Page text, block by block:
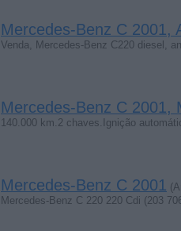
Mercedes-Benz C 2001,
Venda, Mercedes-Benz C220 diesel,
Mercedes-Benz C 2001,
140.000 km.2 chaves.Ignição
Mercedes-Benz C 2001
Mercedes-Benz C 220 220 Cdi (203